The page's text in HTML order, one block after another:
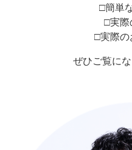
□簡単
□実際
□実際の
ぜひご覧に